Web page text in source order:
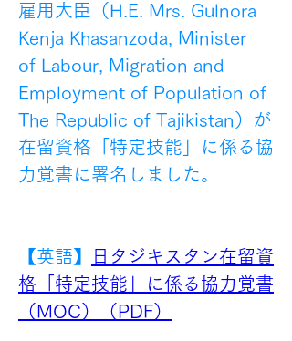
雇用大臣（H.E. Mrs. Gulnora
Kenja Khasanzoda, Minister
of Labour, Migration and
Employment of Population of
The Republic of Tajikistan）が
在留資格「特定技能」に係る協
力覚書に署名しました。
【英語】
日タジキスタン在留資
格「特定技能」に係る協力覚書
（MOC）（PDF）